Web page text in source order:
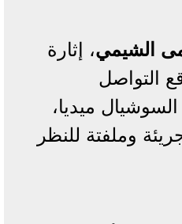
الشيمي، إثارة
التواصل
ميديا،
وملفتة للنظر